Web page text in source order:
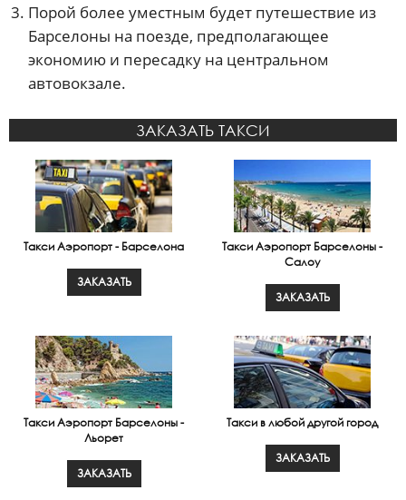
Порой более уместным будет путешествие из
Барселоны на поезде, предполагающее
экономию и пересадку на центральном
автовокзале.
ЗАКАЗАТЬ ТАКСИ
Такси Аэропорт - Барселона
ЗАКАЗАТЬ
Такси Аэропорт Барселоны -
Салоу
ЗАКАЗАТЬ
Такси Аэропорт Барселоны -
Льорет
ЗАКАЗАТЬ
Такси в любой другой город
ЗАКАЗАТЬ